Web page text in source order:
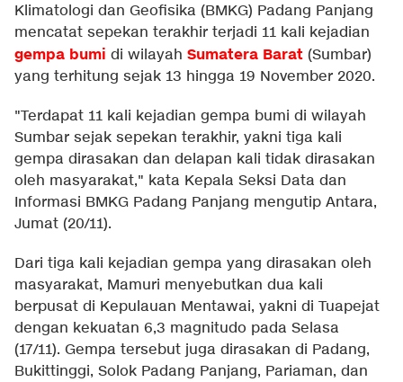
Klimatologi dan Geofisika (BMKG) Padang Panjang
mencatat sepekan terakhir terjadi 11 kali kejadian
gempa bumi di wilayah Sumatera Barat (Sumbar)
yang terhitung sejak 13 hingga 19 November 2020.
"Terdapat 11 kali kejadian gempa bumi di wilayah
Sumbar sejak sepekan terakhir, yakni tiga kali
gempa dirasakan dan delapan kali tidak dirasakan
oleh masyarakat," kata Kepala Seksi Data dan
Informasi BMKG Padang Panjang mengutip Antara,
Jumat (20/11).
Dari tiga kali kejadian gempa yang dirasakan oleh
masyarakat, Mamuri menyebutkan dua kali
berpusat di Kepulauan Mentawai, yakni di Tuapejat
dengan kekuatan 6,3 magnitudo pada Selasa
(17/11). Gempa tersebut juga dirasakan di Padang,
Bukittinggi, Solok Padang Panjang, Pariaman, dan